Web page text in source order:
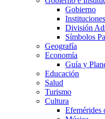
Gobierno
Instituciones
División
Símbolos
Geografía
Economía
Guía y
Educación
Salud
Turismo
Cultura
Efemérides